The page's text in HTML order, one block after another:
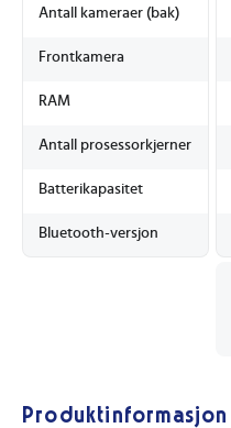
Antall kameraer (bak)
Frontkamera
RAM
Antall prosessorkjerner
Batterikapasitet
Bluetooth-versjon
Produktinformasjon